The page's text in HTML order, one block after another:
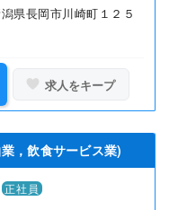
県長岡市川崎町１２５
求人をキープ
，飲食サービス業)
正社員